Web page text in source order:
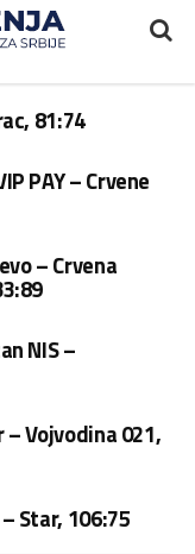
81:74
PAY – Crvene
– Crvena
NIS –
– Vojvodina 021,
Star, 106:75